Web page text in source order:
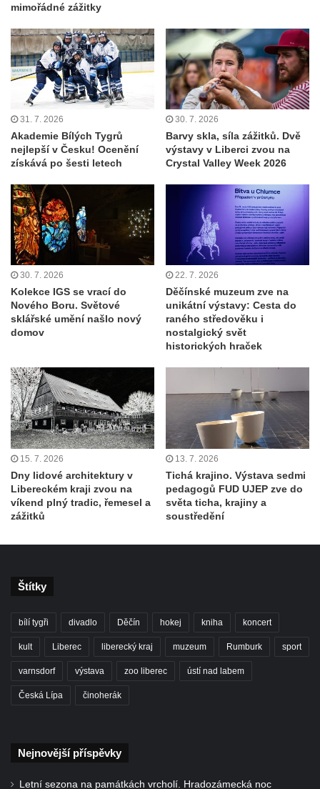
mimořádné zážitky
31. 7. 2026
Akademie Bílých Tygrů
nejlepší v Česku! Ocenění
získává po šesti letech
30. 7. 2026
Barvy skla, síla zážitků. Dvě
výstavy v Liberci zvou na
Crystal Valley Week 2026
30. 7. 2026
Kolekce IGS se vrací do
Nového Boru. Světové
sklářské umění našlo nový
domov
22. 7. 2026
Děčínské muzeum zve na
unikátní výstavy: Cesta do
raného středověku i
nostalgický svět
historických hraček
15. 7. 2026
Dny lidové architektury v
Libereckém kraji zvou na
víkend plný tradic, řemesel a
zážitků
13. 7. 2026
Tichá krajino. Výstava sedmi
pedagogů FUD UJEP zve do
světa ticha, krajiny a
soustředění
Štítky
bílí tygři divadlo Děčín hokej kniha koncert
kult Liberec liberecký kraj muzeum Rumburk sport
varnsdorf výstava zoo liberec ústí nad labem
Česká Lípa činoherák
Nejnovější příspěvky
Letní sezona na památkách vrcholí. Hradozámecká noc